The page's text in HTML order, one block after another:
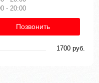
- 20:00
Позвонить
1700 руб.